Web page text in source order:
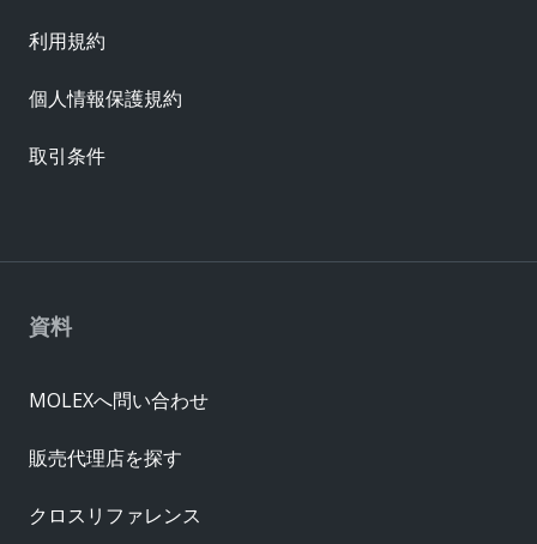
資料
MOLEXへ問い合わせ
販売代理店を探す
クロスリファレンス
利用規約
個人情報保護規約
取引条件